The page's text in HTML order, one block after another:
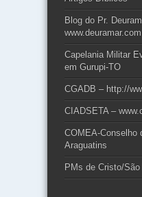
Blog do Pr.
Capelania Militar
em Gurupi-TO
CGADB – http://
CIADSETA –
COMEA-Conselho
Araguatins
PMs de Cristo/